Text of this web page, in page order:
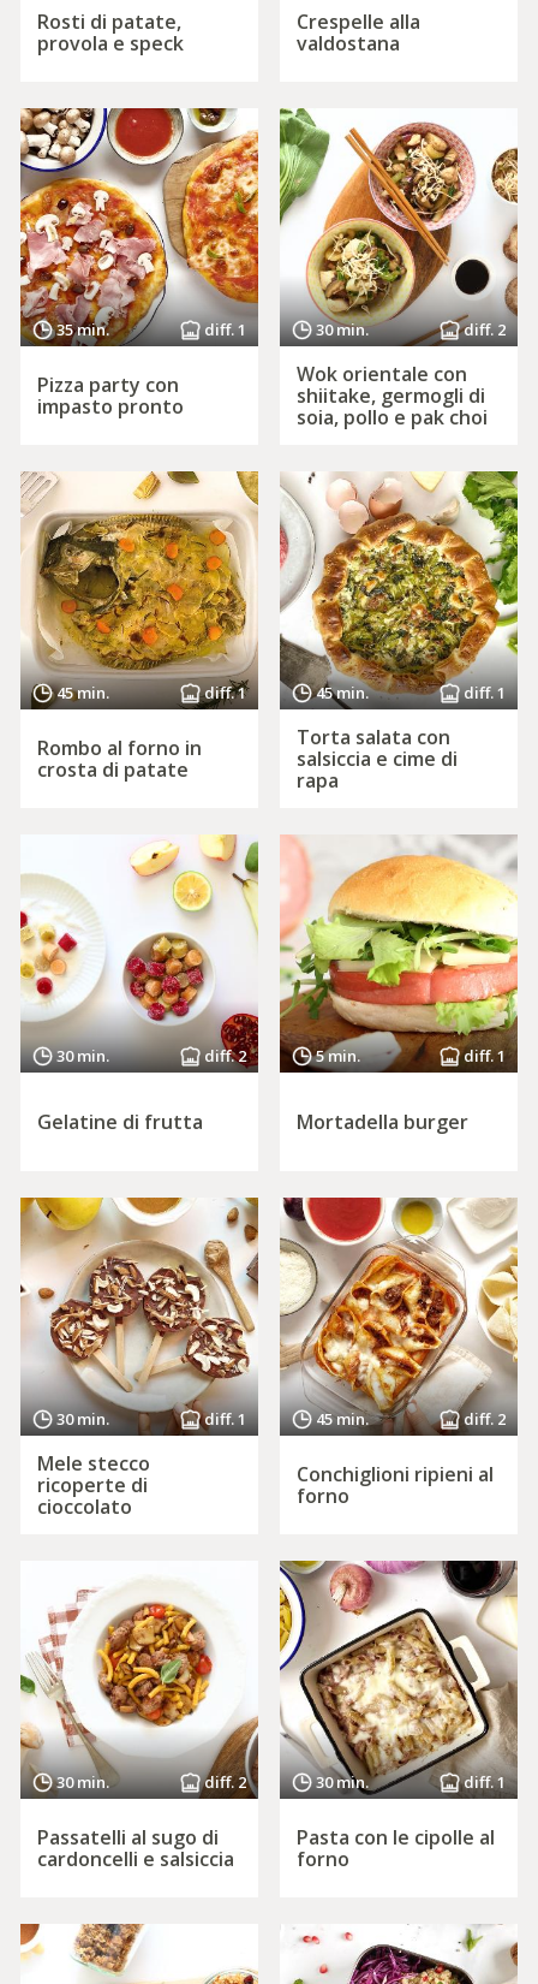
Rosti di patate,
provola e speck
Crespelle alla
valdostana
35 min. diff. 1
Pizza party con
impasto pronto
30 min. diff. 2
Wok orientale con
shiitake, germogli di
soia, pollo e pak choi
45 min. diff. 1
Rombo al forno in
crosta di patate
45 min. diff. 1
Torta salata con
salsiccia e cime di
rapa
30 min. diff. 2
Gelatine di frutta
5 min. diff. 1
Mortadella burger
30 min. diff. 1
Mele stecco
ricoperte di
cioccolato
45 min. diff. 2
Conchiglioni ripieni al
forno
30 min. diff. 2
Passatelli al sugo di
cardoncelli e salsiccia
30 min. diff. 1
Pasta con le cipolle al
forno